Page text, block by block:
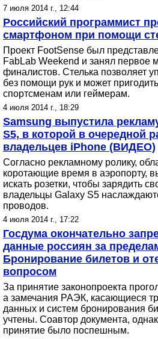
7 июля 2014 г., 12:44
Российский программист
смартфоном при помощи
Проект FootSense был
FabLab Weekend и занял первое
финалистов. Стелька позволяет
без помощи рук и может
спортсменам или геймерам.
4 июля 2014 г., 18:29
Samsung выпустила
S5, в которой в очередной
владельцев iPhone (ВИДЕО)
Согласно рекламному ролику,
коротающие время в аэропорту,
искать розетки, чтобы зарядить
владельцы Galaxy S5
проводов.
4 июля 2014 г., 17:22
Госдума окончательно
данные россиян за
Бронирование билетов и
вопросом
За принятие законопроекта
а замечания РАЭК, касающиеся
данных и систем бронирования
учтены. Соавтор документа,
принятие было поспешным.